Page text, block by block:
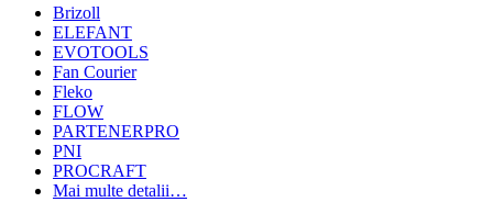
Brizoll
ELEFANT
EVOTOOLS
Fan Courier
Fleko
FLOW
PARTENERPRO
PNI
PROCRAFT
Mai multe detalii…